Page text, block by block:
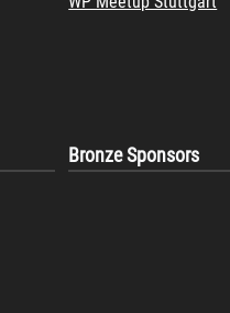
Bronze Sponsors